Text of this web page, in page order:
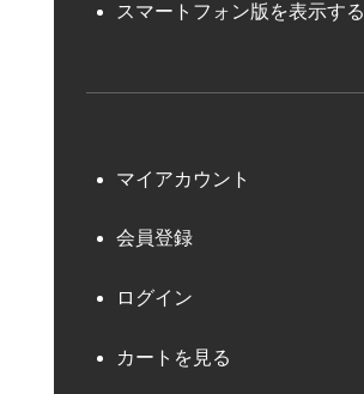
スマートフォン版を表示する
マイアカウント
会員登録
ログイン
カートを見る